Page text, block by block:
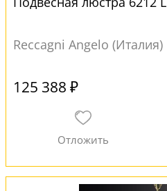
Reccagni Angelo (Италия)
125 388 ₽